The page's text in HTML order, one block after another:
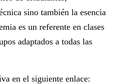
sino también la esencia
es un referente en clases
adaptados a todas las
en el siguiente enlace: